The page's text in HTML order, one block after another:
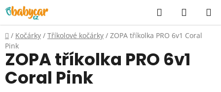
Přejít
na
obsah
Hledat
KOŠÍK
Domů
/ Kočárky / Tříkolové kočárky / ZOPA tříkolka PRO 6v1 Coral
Pink
ZOPA tříkolka PRO 6v1
Coral Pink